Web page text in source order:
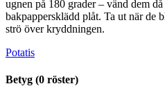
ugnen på 180 grader – vänd dem
bakpappersklädd plåt. Ta ut när de
strö över kryddningen.
Potatis
Betyg (0 röster)